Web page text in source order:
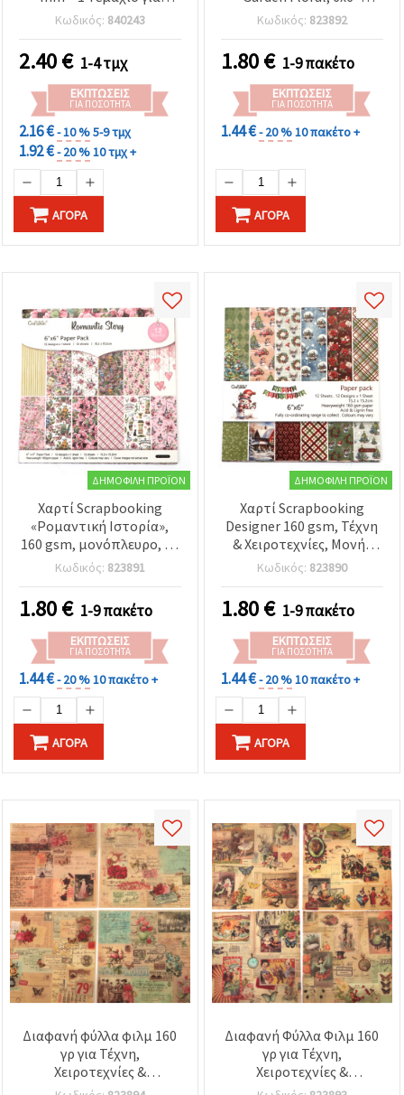
Χειροτεχνίες, DIY &
Ντεκουπάζ
Κωδικός: 840243
2.40€ 1-4 τμχ
ΕΚΠΤΏΣΕΙΣ
ΓΙΑ ΠΟΣΌΤΗΤΑ
2.16 €- 10 %5-9 τμχ
1.92 €- 20 %10 τμχ +
ΑΓΟΡΆ
(15,2x15,2 cm), 160 γρ./μ²,
μονής όψης, 12 φύλλα/12
σχέδια – χαρτί
χειροτεχνίας με μοτίβο
λουλουδιών για
scrapbooking, κάρτες &
DIY κατασκευές
Κωδικός: 823892
1.80€ 1-9 πακέτο
ΕΚΠΤΏΣΕΙΣ
ΓΙΑ ΠΟΣΌΤΗΤΑ
1.44 €- 20 %10 πακέτο +
ΑΓΟΡΆ
ΔΗΜΟΦΙΛΉ ΠΡΟΪΌΝ
Χαρτί Scrapbooking
«Ρομαντική Ιστορία»,
160 gsm, μονόπλευρο, 6’’
(15,2 x 15,2 εκ.), 12 σχέδια
x 1 φύλλο, για τέχνη &
χειροτεχνίες
Κωδικός: 823891
1.80€ 1-9 πακέτο
ΕΚΠΤΏΣΕΙΣ
ΓΙΑ ΠΟΣΌΤΗΤΑ
1.44 €- 20 %10 πακέτο +
ΑΓΟΡΆ
ΔΗΜΟΦΙΛΉ ΠΡΟΪΌΝ
Χαρτί Scrapbooking
Designer 160 gsm, Τέχνη
& Χειροτεχνίες, Μονής
Όψης, 6 inch (15,2 x 15,2
cm), 12 Σχέδια x 1 Φύλλο,
Καλά Χριστούγεννα
Κωδικός: 823890
1.80€ 1-9 πακέτο
ΕΚΠΤΏΣΕΙΣ
ΓΙΑ ΠΟΣΌΤΗΤΑ
1.44 €- 20 %10 πακέτο +
ΑΓΟΡΆ
Διαφανή φύλλα φιλμ 160
γρ για Τέχνη,
Χειροτεχνίες &
Scrapbooking, 19x19 εκ.,
Διαφανή Φύλλα Φιλμ 160
γρ για Τέχνη,
Χειροτεχνίες &
Σκραπμπούκινγκ, 19x19